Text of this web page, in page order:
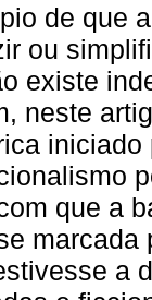
de que
ou
existe
neste
que a
a